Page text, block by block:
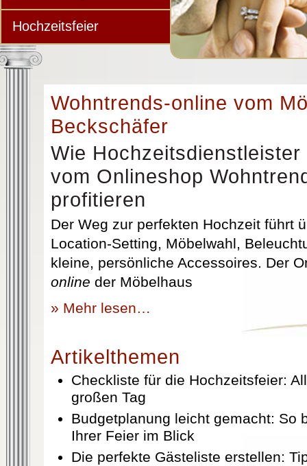
Hochzeitsfeier
Wohntrends-online vom
Beckschäfer
Wie
vom Onlineshop
profitieren
Der Weg zur perfekten Hochzeit führt
Location-Setting, Möbelwahl,
kleine, persönliche Accessoires. Der
online der Möbelhaus
» Mehr lesen…
Artikelthemen
Checkliste für die Hochzeitsfeier:
großen Tag
Budgetplanung leicht gemacht: So
Ihrer Feier im Blick
Die perfekte Gästeliste erstellen: